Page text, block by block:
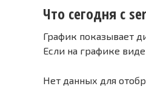
Что сегодня с
График показывает
Если на графике
Нет данных для